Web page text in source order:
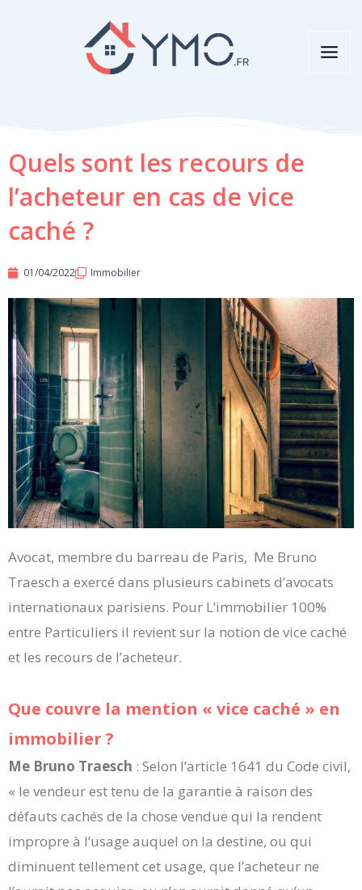
Quels sont les recours de
l’acheteur en cas de vice
caché ?
01/04/2022 Immobilier
Avocat, membre du barreau de Paris, Me Bruno
Traesch a exercé dans plusieurs cabinets d’avocats
internationaux parisiens. Pour L’immobilier 100%
entre Particuliers il revient sur la notion de vice caché
et les recours de l’acheteur.
Que couvre la mention « vice caché » en
immobilier ?
Me Bruno Traesch : Selon l’article 1641 du Code civil,
« le vendeur est tenu de la garantie à raison des
défauts cachés de la chose vendue qui la rendent
impropre à l’usage auquel on la destine, ou qui
diminuent tellement cet usage, que l’acheteur ne